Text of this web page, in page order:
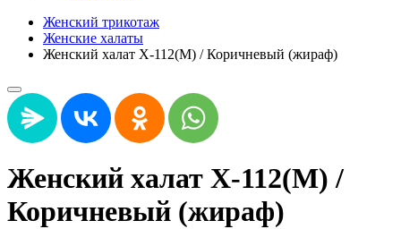
Женский трикотаж
Женские халаты
Женский халат Х-112(М) / Коричневый (жираф)
Женский халат Х-112(М) /
Коричневый (жираф)